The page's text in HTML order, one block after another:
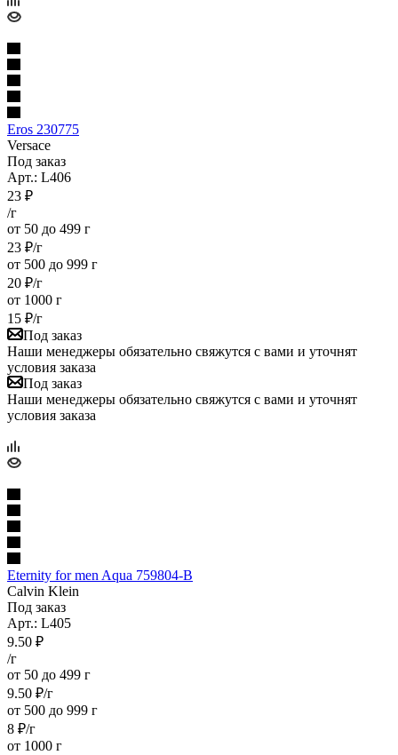
Eros 230775
Versace
Под заказ
Арт.: L406
23 ₽
/г
от 50 до 499 г
23 ₽/г
от 500 до 999 г
20 ₽/г
от 1000 г
15 ₽/г
Под заказ
Наши менеджеры обязательно свяжутся с вами и уточнят
условия заказа
Под заказ
Наши менеджеры обязательно свяжутся с вами и уточнят
условия заказа
Eternity for men Aqua 759804-B
Calvin Klein
Под заказ
Арт.: L405
9.50 ₽
/г
от 50 до 499 г
9.50 ₽/г
от 500 до 999 г
8 ₽/г
от 1000 г